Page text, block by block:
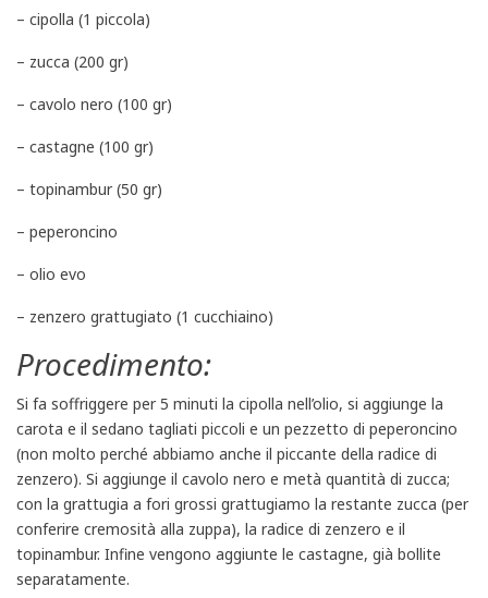
– cipolla (1 piccola)
– zucca (200 gr)
– cavolo nero (100 gr)
– castagne (100 gr)
– topinambur (50 gr)
– peperoncino
– olio evo
– zenzero grattugiato (1 cucchiaino)
Procedimento:
Si fa soffriggere per 5 minuti la cipolla nell’olio, si aggiunge la
carota e il sedano tagliati piccoli e un pezzetto di peperoncino
(non molto perché abbiamo anche il piccante della radice di
zenzero). Si aggiunge il cavolo nero e metà quantità di zucca;
con la grattugia a fori grossi grattugiamo la restante zucca (per
conferire cremosità alla zuppa), la radice di zenzero e il
topinambur. Infine vengono aggiunte le castagne, già bollite
separatamente.